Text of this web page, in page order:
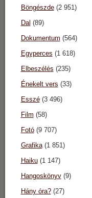
Böngészde(2 951)
Dal (89)
Dokumentum (564)
Egyperces (1 618)
Elbeszélés (235)
Énekelt vers (33)
Esszé(3 496)
Film (58)
Fotó(9 707)
Grafika(1 851)
Haiku(1 147)
Hangoskönyv(9)
Hány óra?(27)